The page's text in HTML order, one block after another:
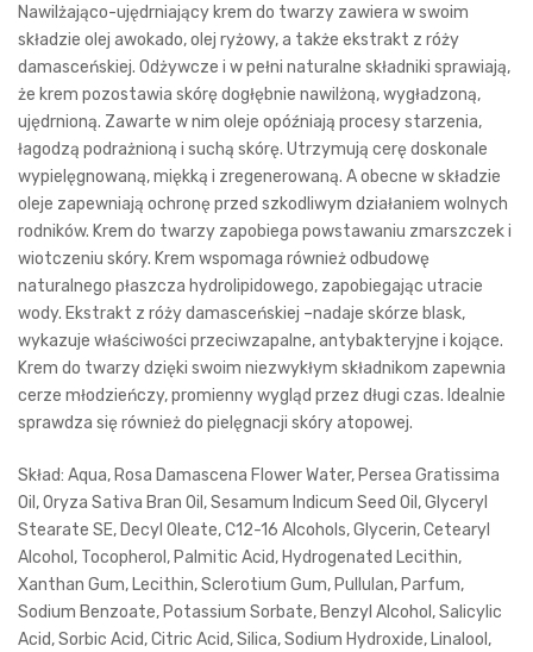
Nawilżająco-ujędrniający krem do twarzy zawiera w swoim
składzie olej awokado, olej ryżowy, a także ekstrakt z róży
damasceńskiej. Odżywcze i w pełni naturalne składniki sprawiają,
że krem pozostawia skórę dogłębnie nawilżoną, wygładzoną,
ujędrnioną. Zawarte w nim oleje opóźniają procesy starzenia,
łagodzą podrażnioną i suchą skórę. Utrzymują cerę doskonale
wypielęgnowaną, miękką i zregenerowaną. A obecne w składzie
oleje zapewniają ochronę przed szkodliwym działaniem wolnych
rodników. Krem do twarzy zapobiega powstawaniu zmarszczek i
wiotczeniu skóry. Krem wspomaga również odbudowę
naturalnego płaszcza hydrolipidowego, zapobiegając utracie
wody. Ekstrakt z róży damasceńskiej –nadaje skórze blask,
wykazuje właściwości przeciwzapalne, antybakteryjne i kojące.
Krem do twarzy dzięki swoim niezwykłym składnikom zapewnia
cerze młodzieńczy, promienny wygląd przez długi czas. Idealnie
sprawdza się również do pielęgnacji skóry atopowej.
Skład: Aqua, Rosa Damascena Flower Water, Persea Gratissima
Oil, Oryza Sativa Bran Oil, Sesamum Indicum Seed Oil, Glyceryl
Stearate SE, Decyl Oleate, C12-16 Alcohols, Glycerin, Cetearyl
Alcohol, Tocopherol, Palmitic Acid, Hydrogenated Lecithin,
Xanthan Gum, Lecithin, Sclerotium Gum, Pullulan, Parfum,
Sodium Benzoate, Potassium Sorbate, Benzyl Alcohol, Salicylic
Acid, Sorbic Acid, Citric Acid, Silica, Sodium Hydroxide, Linalool,